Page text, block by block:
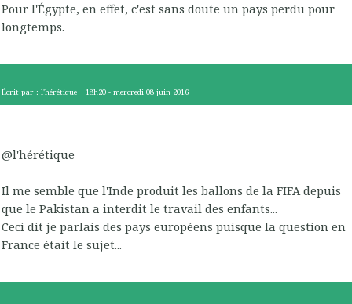
Pour l'Égypte, en effet, c'est sans doute un pays perdu pour
longtemps.
Écrit par : l'hérétique 18h20 -mercredi 08 juin 2016
@l'hérétique
Il me semble que l'Inde produit les ballons de la FIFA depuis
que le Pakistan a interdit le travail des enfants...
Ceci dit je parlais des pays européens puisque la question en
France était le sujet...